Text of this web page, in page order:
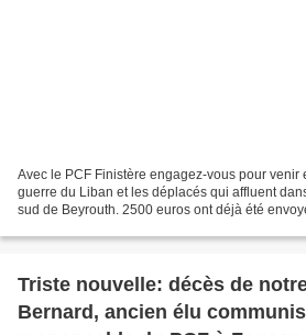
Avec le PCF Finistère engagez-vous pour venir
guerre du Liban et les déplacés qui affluent
sud de Beyrouth. 2500 euros ont déjà été
Triste nouvelle: décès de
Bernard, ancien élu